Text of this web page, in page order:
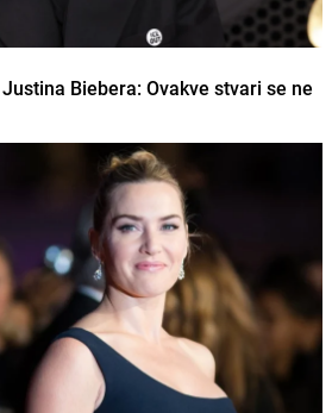
Biebera: Ovakve stvari se ne